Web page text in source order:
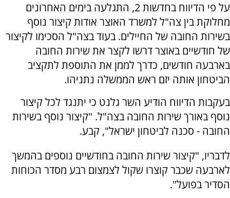
על פי הדיווח בחדשות 2, התגלעה בימים האחרונים
מחלוקת בין צה"ל למשרד האוצר אודות קיצור נוסף
בשירות החובה של החיילים. בעוד בצה"ל הסכימו לקיצור
של חודשיים באוצר דרשו לקצר את שירות החובה
בארבעה חודשים, כדרך לממן את התוספת לתקציב
הביטחון אותה יזם ראש הממשלה נתניהו.
בעקבות הדיווח הודיע השר גלנט כי יתנגד לכל קיצור
נוסף באורך שירות החובה בצה"ל. "קיצור נוסף בשירות
החובה - סכנה לביטחון ישראל", קבע.
לדבריו, "קיצור שירות החובה בחודשיים נוספים בהמשך
לארבעה שכבר קוצרו שקול לצמצום רבע מסדר הכוחות
הסדיר בפועל".